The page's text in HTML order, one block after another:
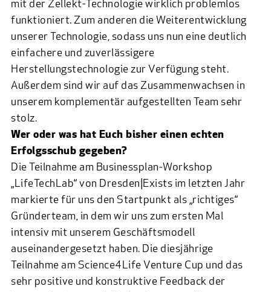
mit der Zellekt-Technologie wirklich problemlos
funktioniert. Zum anderen die Weiterentwicklung
unserer Technologie, sodass uns nun eine deutlich
einfachere und zuverlässigere
Herstellungstechnologie zur Verfügung steht.
Außerdem sind wir auf das Zusammenwachsen in
unserem komplementär aufgestellten Team sehr
stolz.
Wer oder was hat Euch bisher einen echten
Erfolgsschub gegeben?
Die Teilnahme am Businessplan-Workshop
„LifeTechLab“ von Dresden|Exists im letzten Jahr
markierte für uns den Startpunkt als „richtiges“
Gründerteam, in dem wir uns zum ersten Mal
intensiv mit unserem Geschäftsmodell
auseinandergesetzt haben. Die diesjährige
Teilnahme am Science4Life Venture Cup und das
sehr positive und konstruktive Feedback der